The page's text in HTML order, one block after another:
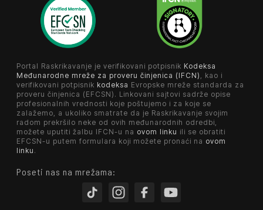
Portal Raskrikavanje je verifikovani potpisnik Kodeksa
Međunarodne mreže za proveru činjenica (IFCN)
, kao i
verifikovani potpisnik kodeksa Evropske mreže standarda za
proveru činjenica (EFCSN). Linkovani sajtovi sadrže opise
profesionalnih vrednosti koje poštujemo i za koje se
zalažemo, a ukoliko smatrate da je Raskrikavanje svojim
radom prekršilo neke od ovih međunarodnih odredbi,
možete uputiti žalbu IFCN-u na ovom linku ili se obratiti
EFCSN-u putem formulara koji možete pronaći na ovom
linku .
Poseti nas na mrežama: